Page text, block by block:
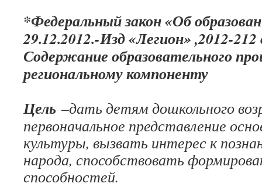
*Федеральный закон «Об
29.12.2012.-Изд «Легион» ,2012-212
Содержание образовательного
региональному компоненту
Цель –дать детям дошкольного
первоначальное представление
культуры, вызвать интерес к
народа, способствовать
способностей.